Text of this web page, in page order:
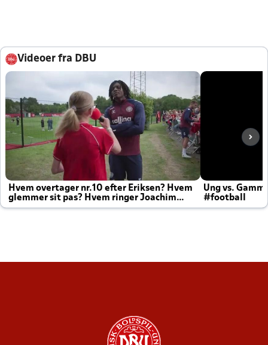
Videoer fra DBU
Hvem overtager nr.10 efter Eriksen? Hvem
glemmer sit pas? Hvem ringer Joachim
altid til efter kampe?
Ung vs.
#football